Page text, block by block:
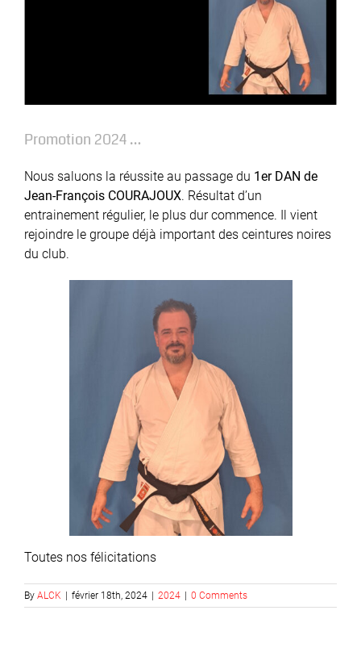
Promotion 2024 …
Nous saluons la réussite au passage du 1er DAN de
Jean-François COURAJOUX. Résultat d’un
entrainement régulier, le plus dur commence. Il vient
rejoindre le groupe déjà important des ceintures noires
du club.
Toutes nos félicitations
By ALCK février 18th, 2024 2024 0 Comments